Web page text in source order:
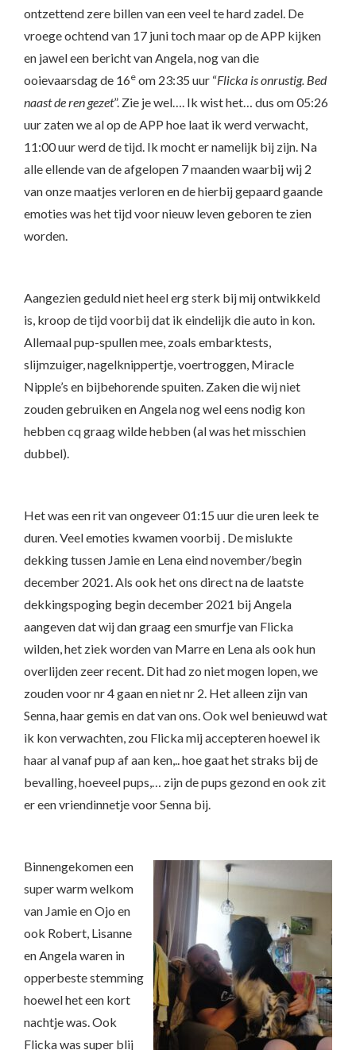
ontzettend zere billen van een veel te hard zadel. De
vroege ochtend van 17 juni toch maar op de APP kijken
en jawel een bericht van Angela, nog van die
ooievaarsdag de 16e om 23:35 uur “Flicka is onrustig. Bed
naast de ren gezet”. Zie je wel…. Ik wist het… dus om 05:26
uur zaten we al op de APP hoe laat ik werd verwacht,
11:00 uur werd de tijd. Ik mocht er namelijk bij zijn. Na
alle ellende van de afgelopen 7 maanden waarbij wij 2
van onze maatjes verloren en de hierbij gepaard gaande
emoties was het tijd voor nieuw leven geboren te zien
worden.
Aangezien geduld niet heel erg sterk bij mij ontwikkeld
is, kroop de tijd voorbij dat ik eindelijk die auto in kon.
Allemaal pup-spullen mee, zoals embarktests,
slijmzuiger, nagelknippertje, voertroggen, Miracle
Nipple’s en bijbehorende spuiten. Zaken die wij niet
zouden gebruiken en Angela nog wel eens nodig kon
hebben cq graag wilde hebben (al was het misschien
dubbel).
Het was een rit van ongeveer 01:15 uur die uren leek te
duren. Veel emoties kwamen voorbij . De mislukte
dekking tussen Jamie en Lena eind november/begin
december 2021. Als ook het ons direct na de laatste
dekkingspoging begin december 2021 bij Angela
aangeven dat wij dan graag een smurfje van Flicka
wilden, het ziek worden van Marre en Lena als ook hun
overlijden zeer recent. Dit had zo niet mogen lopen, we
zouden voor nr 4 gaan en niet nr 2. Het alleen zijn van
Senna, haar gemis en dat van ons. Ook wel benieuwd wat
ik kon verwachten, zou Flicka mij accepteren hoewel ik
haar al vanaf pup af aan ken,.. hoe gaat het straks bij de
bevalling, hoeveel pups,… zijn de pups gezond en ook zit
er een vriendinnetje voor Senna bij.
Binnengekomen een
super warm welkom
van Jamie en Ojo en
ook Robert, Lisanne
en Angela waren in
opperbeste stemming
hoewel het een kort
nachtje was. Ook
Flicka was super blij